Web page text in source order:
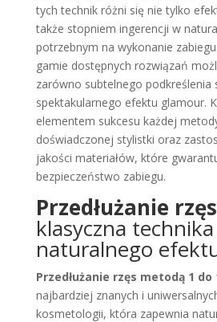
tych technik różni się nie tylko
także stopniem ingerencji w
potrzebnym na wykonanie
gamie dostępnych rozwiązań
zarówno subtelnego podkreślenia
spektakularnego efektu glamour.
elementem sukcesu każdej
doświadczonej stylistki oraz
jakości materiałów, które
bezpieczeństwo zabiegu.
Przedłużanie
klasyczna
naturalnego
Przedłużanie rzęs metodą 1 do
najbardziej znanych i
kosmetologii, która zapewnia